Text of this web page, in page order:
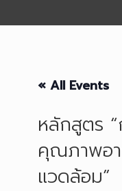
« All Events
หลักสูตร “
คุณภาพอ
แวดล้อม”